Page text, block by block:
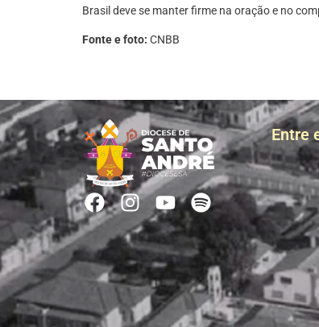
Brasil deve se manter firme na oração e no
Fonte e foto: CNBB
Entre